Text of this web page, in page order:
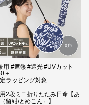
用 #遮熱 #遮光 #UVカット
＋
ラッピング対象
2段ミニ折りたたみ日傘【あ
留紺/とめこん）】